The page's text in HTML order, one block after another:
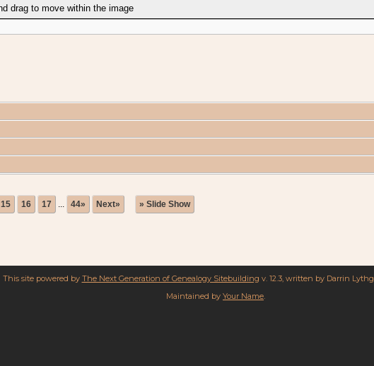
15 16 17 ... 44» Next» » Slide Show
This site powered by The Next Generation of Genealogy Sitebuilding v. 12.3, written by Darrin
Maintained by Your Name.